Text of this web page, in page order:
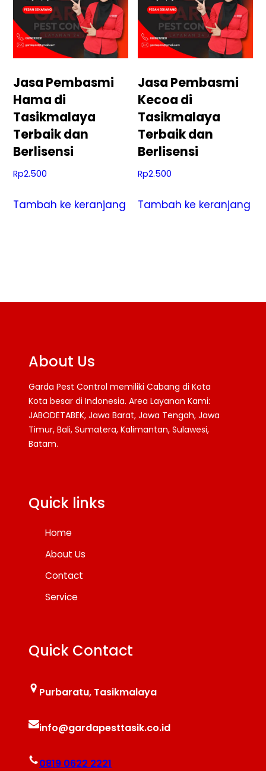
Jasa Pembasmi
Hama di
Tasikmalaya
Terbaik dan
Berlisensi
Rp2.500
Tambah ke keranjang
Jasa Pembasmi
Kecoa di
Tasikmalaya
Terbaik dan
Berlisensi
Rp2.500
Tambah ke keranjang
About Us
Garda Pest Control memiliki Cabang di Kota
Kota besar di Indonesia. Area Layanan Kami:
JABODETABEK, Jawa Barat, Jawa Tengah, Jawa
Timur, Bali, Sumatera, Kalimantan, Sulawesi,
Batam.
Quick links
Home
About Us
Contact
Service
Quick Contact
Purbaratu, Tasikmalaya
info@gardapesttasik.co.id
0819 0622 2221